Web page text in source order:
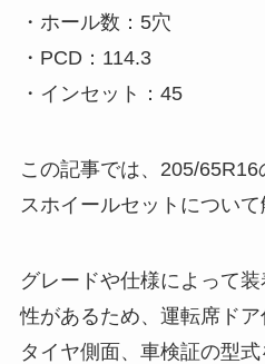
・ホール数：5穴
・PCD：114.3
・インセット：45
この記事では、205/
スホイールセットについて
グレードや仕様によって
性があるため、運転席ド
タイヤ側面、車検証の型